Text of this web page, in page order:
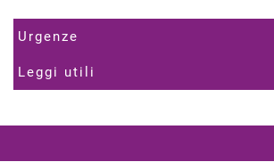
Urgenze
Leggi utili